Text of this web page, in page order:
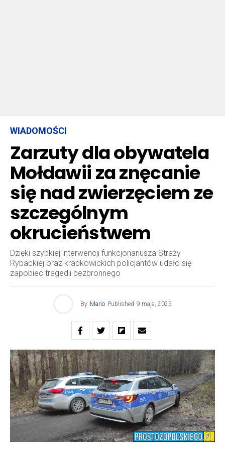
WIADOMOŚCI
Zarzuty dla obywatela
Mołdawii za znęcanie
się nad zwierzęciem ze
szczególnym
okrucieństwem
Dzięki szybkiej interwencji funkcjonariusza Straży
Rybackiej oraz krapkowickich policjantów udało się
zapobiec tragedii bezbronnego
By Mario Published 9 maja, 2025